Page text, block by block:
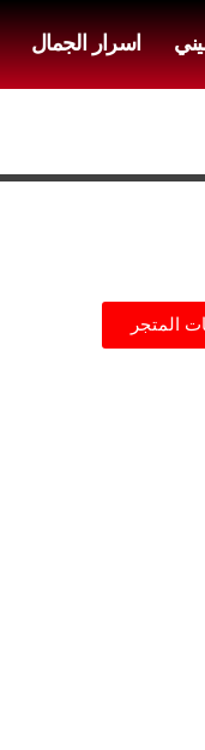
اسرار الجمال
المتجر